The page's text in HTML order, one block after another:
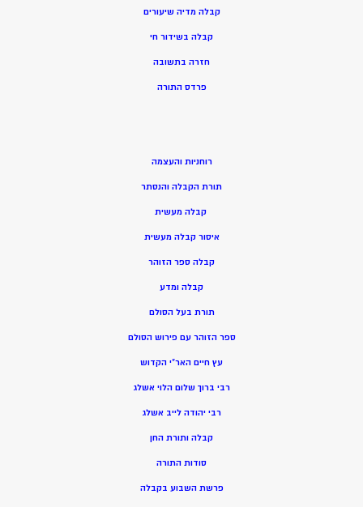
קבלה מדיה שיעורים
קבלה בשידור חי
חזרה בתשובה
פרדס התורה
רוחניות והעצמה
תורת הקבלה והנסתר
קבלה מעשית
איסור קבלה מעשית
קבלה ספר הזוהר
קבלה ומדע
תורת בעל הסולם
ספר הזוהר עם פירוש הסולם
עץ חיים האר”י הקדוש
רבי ברוך שלום הלוי אשלג
רבי יהודה לייב אשלג
קבלה ותורת החן
סודות התורה
פרשת השבוע בקבלה